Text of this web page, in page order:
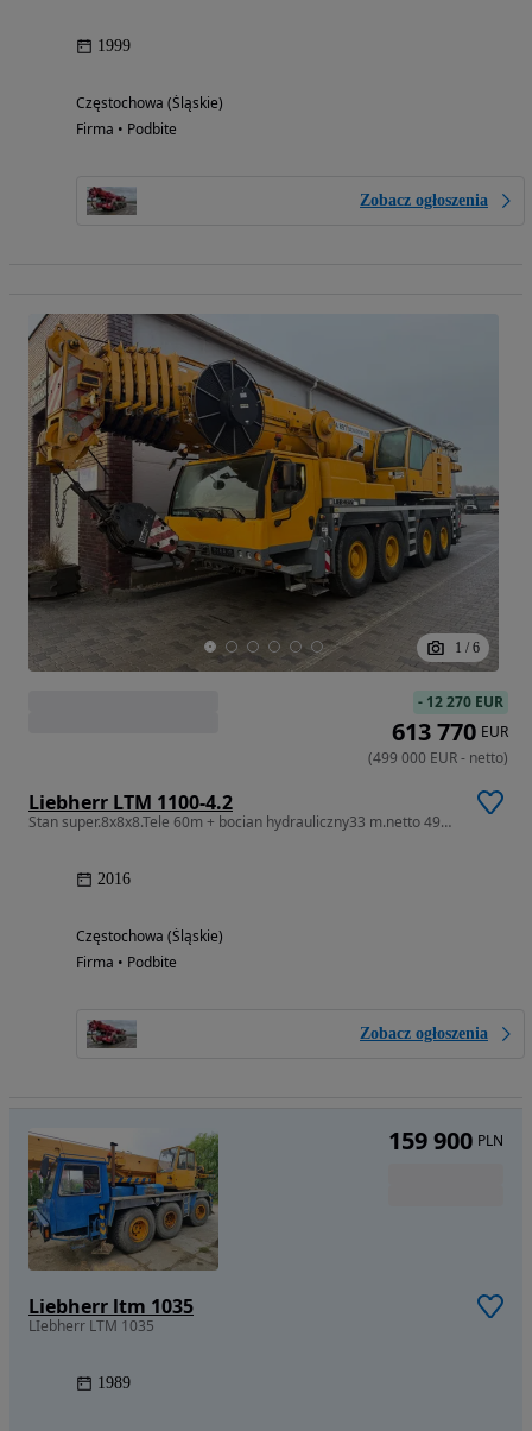
1999
Częstochowa (Śląskie)
Firma • Podbite
Zobacz ogłoszenia
1 / 6
Liebherr LTM 1100-4.2
Stan super.8x8x8.Tele 60m + bocian hydrauliczny33 m.netto 499 000 euro
2016
Częstochowa (Śląskie)
Firma • Podbite
Zobacz ogłoszenia
- 12 270 EUR
613 770 EUR
(499 000 EUR- netto)
Liebherr ltm 1035
LIebherr LTM 1035
1989
159 900 PLN